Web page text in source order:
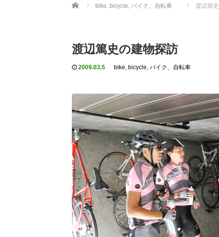
Home bike, bicycle, バイク、自転車 渡辺篤
渡辺篤史の建物探訪
2009.03.5 bike, bicycle, バイク、自転車